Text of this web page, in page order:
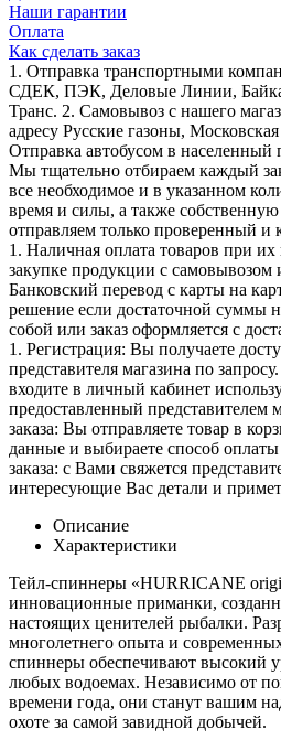
Наши гарантии
Оплата
Как сделать заказ
1. Отправка транспортными
СДЕК, ПЭК, Деловые Линии,
Транс. 2. Самовывоз с нашего
адресу Русские газоны,
Отправка автобусом в населенный
Мы тщательно отбираем каждый
все необходимое и в указанном
время и силы, а также
отправляем только проверенный и
1. Наличная оплата товаров при
закупке продукции с самовывозом
Банковский перевод с карты на
решение если достаточной суммы
собой или заказ оформляется с
1. Регистрация: Вы получаете
представителя магазина по
входите в личный кабинет
предоставленный представителем
заказа: Вы отправляете товар в
данные и выбираете способ
заказа: с Вами свяжется
интересующие Вас детали и примет
Описание
Характеристики
Тейл-спиннеры «HURRICANE
инновационные приманки,
настоящих ценителей рыбалки.
многолетнего опыта и
спиннеры обеспечивают высокий
любых водоемах. Независимо от
времени года, они станут вашим
охоте за самой завидной добычей.